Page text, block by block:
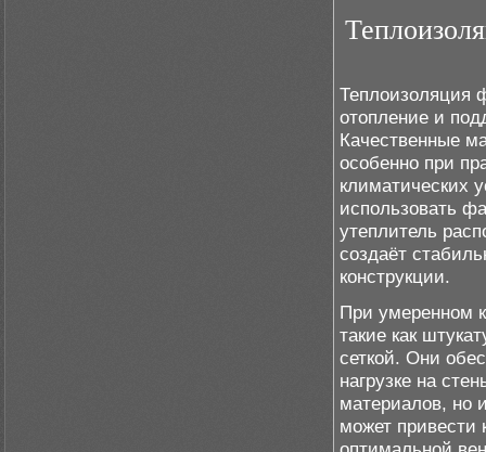
Теплоизоляция
отопление и
Качественные
особенно при
климатических
использовать
утеплитель
создаёт
конструкции.
При умеренном
такие как
сеткой. Они
нагрузке на
материалов, но
может привести